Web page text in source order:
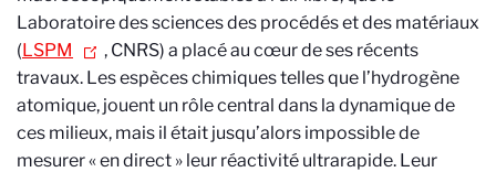
Laboratoire des sciences des procédés et des matériaux
(LSPM , CNRS) a placé au cœur de ses récents
travaux. Les espèces chimiques telles que l’hydrogène
atomique, jouent un rôle central dans la dynamique de
ces milieux, mais il était jusqu’alors impossible de
mesurer « en direct » leur réactivité ultrarapide. Leur